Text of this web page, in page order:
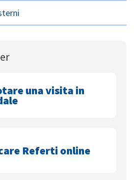
una visita in
Referti online